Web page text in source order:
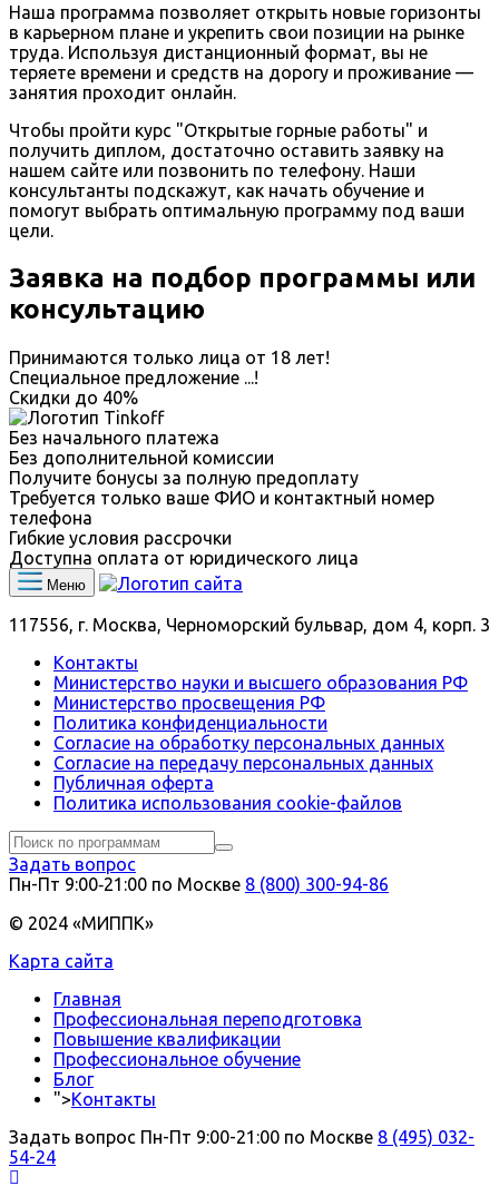
Наша программа позволяет открыть новые горизонты
в карьерном плане и укрепить свои позиции на рынке
труда. Используя дистанционный формат, вы не
теряете времени и средств на дорогу и проживание —
занятия проходит онлайн.
Чтобы пройти курс "Открытые горные работы" и
получить диплом, достаточно оставить заявку на
нашем сайте или позвонить по телефону. Наши
консультанты подскажут, как начать обучение и
помогут выбрать оптимальную программу под ваши
цели.
Заявка на подбор программы или
консультацию
Принимаются только лица от 18 лет!
Специальное предложение
!
Скидки до 40%
Без начального платежа
Без дополнительной комиссии
Получите бонусы за полную предоплату
Требуется только ваше ФИО и контактный номер
телефона
Гибкие условия рассрочки
Доступна оплата от юридического лица
Меню
117556, г. Москва, Черноморский бульвар, дом 4, корп. 3
Контакты
Министерство науки и высшего образования РФ
Министерство просвещения РФ
Политика конфиденциальности
Согласие на обработку персональных данных
Согласие на передачу персональных данных
Публичная оферта
Политика использования сookie-файлов
Задать вопрос
Пн-Пт 9:00‑21:00 по Москве 8 (800) 300-94-86
© 2024 «МИППК»
Карта сайта
Главная
Профессиональная переподготовка
Повышение квалификации
Профессиональное обучение
Блог
">Контакты
Задать вопрос Пн-Пт 9:00-21:00 по Москве 8 (495) 032-
54-24